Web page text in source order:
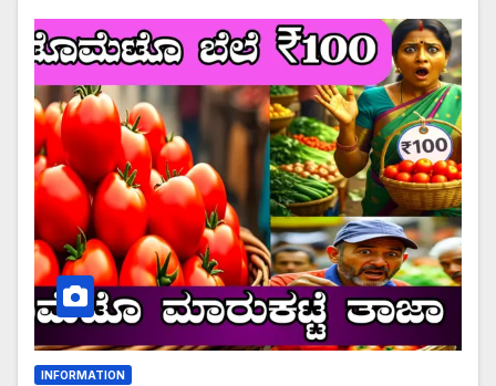
INFORMATION